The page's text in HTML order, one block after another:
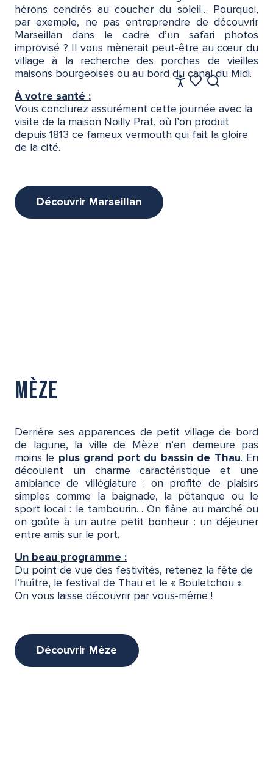
FR
hérons cendrés au coucher du soleil… Pourquoi,
par exemple, ne pas entreprendre de découvrir
Marseillan dans le cadre d’un safari photos
improvisé ? Il vous mènerait peut-être au cœur du
village à la recherche des porches de vieilles
maisons bourgeoises ou au bord du canal du Midi.
À votre santé :
Vous conclurez assurément cette journée avec la
visite de la maison Noilly Prat, où l’on produit
depuis 1813 ce fameux vermouth qui fait la gloire
de la cité.
Découvrir Marseillan
Mèze
Derrière ses apparences de petit village de bord
de lagune, la ville de Mèze n’en demeure pas
moins le plus grand port du bassin de Thau. En
découlent un charme caractéristique et une
ambiance de villégiature : on profite de plaisirs
simples comme la baignade, la pétanque ou le
sport local : le tambourin… On flâne au marché ou
on goûte à un autre petit bonheur : un déjeuner
entre amis sur le port.
Un beau programme :
Du point de vue des festivités, retenez la fête de
l’huître, le festival de Thau et le « Bouletchou ».
On vous laisse découvrir par vous-même !
Découvrir Mèze